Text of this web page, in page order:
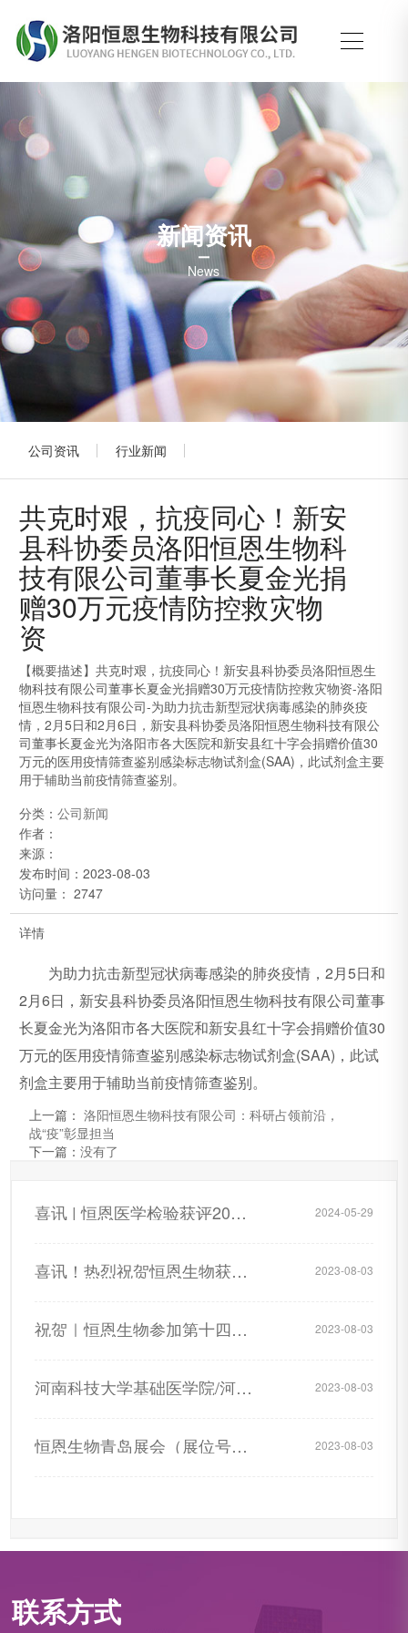
新闻资讯
News
公司资讯 行业新闻
共克时艰，抗疫同心！新安
县科协委员洛阳恒恩生物科
技有限公司董事长夏金光捐
赠30万元疫情防控救灾物
资
【概要描述】共克时艰，抗疫同心！新安县科协委员洛阳恒恩生
物科技有限公司董事长夏金光捐赠30万元疫情防控救灾物资-洛阳
恒恩生物科技有限公司-为助力抗击新型冠状病毒感染的肺炎疫
情，2月5日和2月6日，新安县科协委员洛阳恒恩生物科技有限公
司董事长夏金光为洛阳市各大医院和新安县红十字会捐赠价值30
万元的医用疫情筛查鉴别感染标志物试剂盒(SAA)，此试剂盒主要
用于辅助当前疫情筛查鉴别。
分类：公司新闻
作者：
来源：
发布时间：2023-08-03
访问量： 2747
详情
为助力抗击新型冠状病毒感染的肺炎疫情，2月5日和
2月6日，新安县科协委员洛阳恒恩生物科技有限公司董事
长夏金光为洛阳市各大医院和新安县红十字会捐赠价值30
万元的医用疫情筛查鉴别感染标志物试剂盒(SAA)，此试
剂盒主要用于辅助当前疫情筛查鉴别。
上一篇： 洛阳恒恩生物科技有限公司：科研占领前沿，
战“疫”彰显担当
下一篇：没有了
喜讯 | 恒恩医学检验获评2024年洛阳市第 一批企业研发中心 2024-05-29
喜讯！热烈祝贺恒恩生物获得国 家级“高新技术企业证书” 2023-08-03
祝贺｜恒恩生物参加第十四届中国（国际）检验医学暨输血 2023-08-03
河南科技大学基础医学院/河南省肝病防治工程技术研究中心与洛阳恒恩生物科技有限公司共建中原学者工作站 2023-08-03
恒恩生物青岛展会（展位号：T2-91）诚邀您前来参展！ 2023-08-03
联系方式